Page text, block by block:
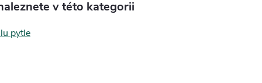
v této kategorii
pytle